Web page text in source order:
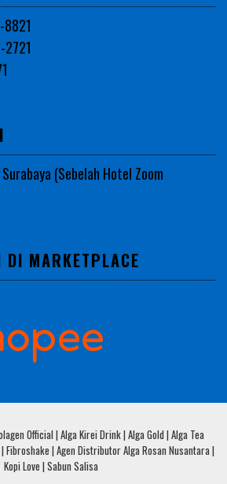
(Sebelah Hotel Zoom
MARKETPLACE
Official | Alga Kirei Drink | Alga Gold | Alga Tea
Fibroshake | Agen Distributor Alga Rosan Nusantara |
Kopi Love | Sabun Salisa